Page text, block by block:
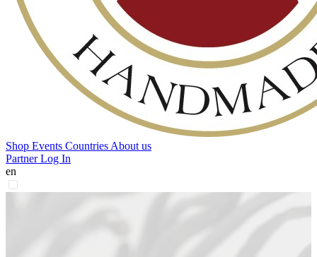
Shop Events Countries About us
Partner Log In
en